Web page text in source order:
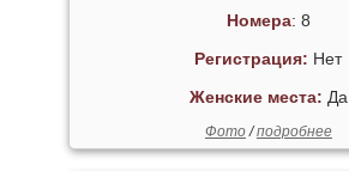
Номера: 8
Регистрация: Нет
Женские места: Да
Фото/подробнее